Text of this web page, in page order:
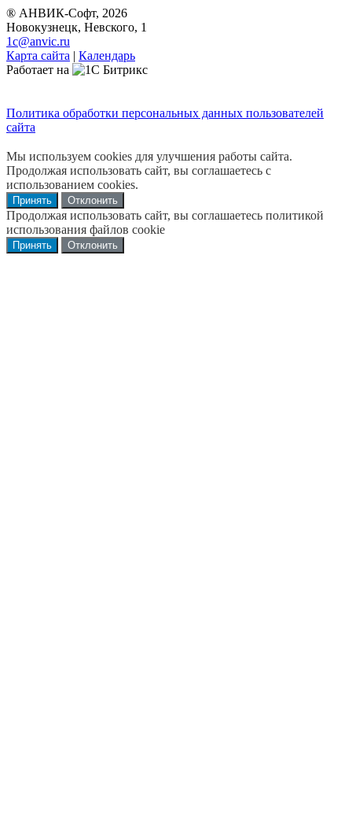
® АНВИК-Софт, 2026
Новокузнецк, Невского, 1
1c@anvic.ru
Карта сайта | Календарь
Работает на
Политика обработки персональных данных пользователей
сайта
Мы используем cookies для улучшения работы сайта.
Продолжая использовать сайт, вы соглашаетесь с
использованием cookies.
Принять Отклонить
Продолжая использовать сайт, вы соглашаетесь политикой
использования файлов cookie
Принять Отклонить